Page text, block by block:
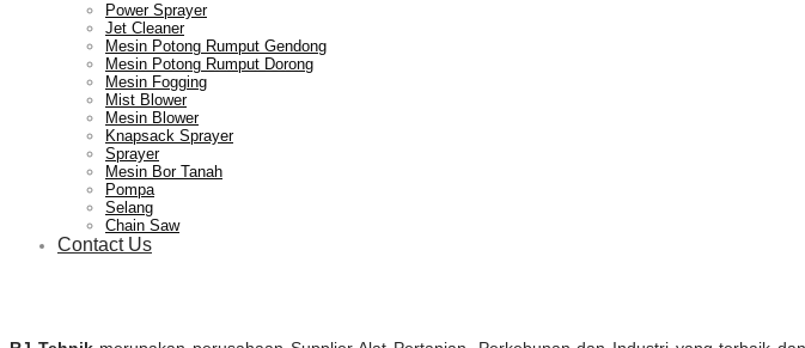
Mesin
Perkebunan
Pertanian,
Mesin
Power Sprayer
Jet Cleaner
Mesin Potong Rumput Gendong
Mesin Potong Rumput Dorong
Mesin Fogging
Mist Blower
Mesin Blower
Knapsack Sprayer
Sprayer
Mesin Bor Tanah
Pompa
Selang
Chain Saw
Contact Us